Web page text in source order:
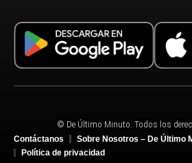
© De Último Minuto. Todos los
Contáctanos
Sobre Nosotros – De Último
Política de privacidad